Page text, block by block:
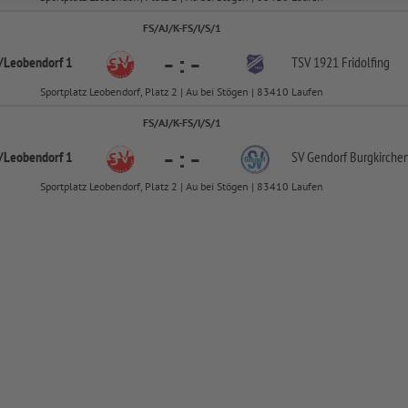
FS/AJ/K-FS/I/S/1
Leobendorf 1 - : - TSV 1921 Fridolfing
Sportplatz Leobendorf, Platz 2 | Au bei Stögen | 83410 Laufen
FS/AJ/K-FS/I/S/1
Leobendorf 1 - : - SV Gendorf Burgkirchen
Sportplatz Leobendorf, Platz 2 | Au bei Stögen | 83410 Laufen